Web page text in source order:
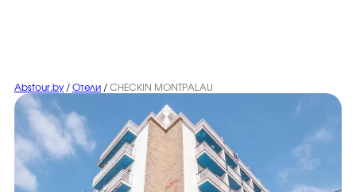
Abstour.by / Отели / CHECKIN MONTPALAU